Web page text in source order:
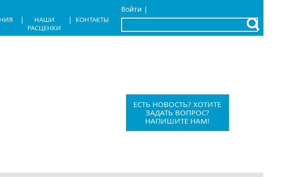
Войти |
x
|
НАШИ
РАСЦЕНКИ
| КОНТАКТЫ
ЕСТЬ НОВОСТЬ? ХОТИТЕ
ЗАДАТЬ ВОПРОС?
НАПИШИТЕ НАМ!